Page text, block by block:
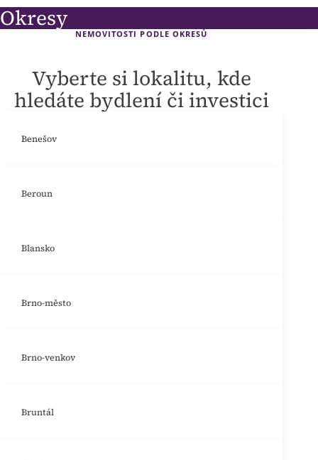
Okresy
NEMOVITOSTI PODLE OKRESŮ
Vyberte si lokalitu, kde
hledáte bydlení či investici
Benešov
Beroun
Blansko
Brno-město
Brno-venkov
Bruntál